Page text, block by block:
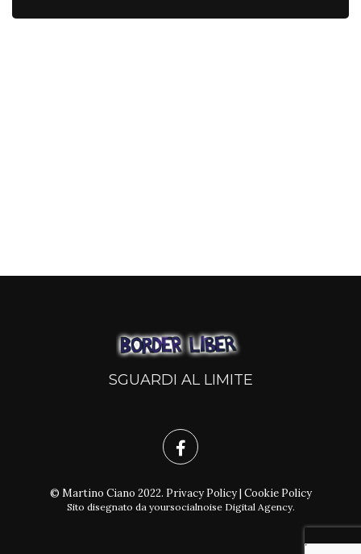
SGUARDI AL LIMITE
© Martino Ciano 2022. Privacy Policy| Cookie Policy
Sito disegnato da yoursocialnoise Digital Agency.